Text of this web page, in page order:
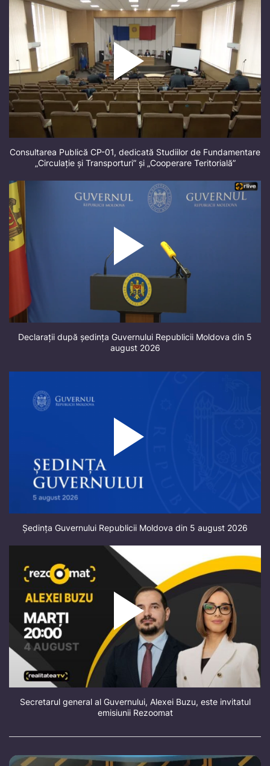
Consultarea Publică CP-01, dedicată Studiilor de Fundamentare
„Circulație și Transporturi” și „Cooperare Teritorială”
Declarații după ședința Guvernului Republicii Moldova din 5
august 2026
Ședința Guvernului Republicii Moldova din 5 august 2026
Secretarul general al Guvernului, Alexei Buzu, este invitatul
emisiunii Rezoomat